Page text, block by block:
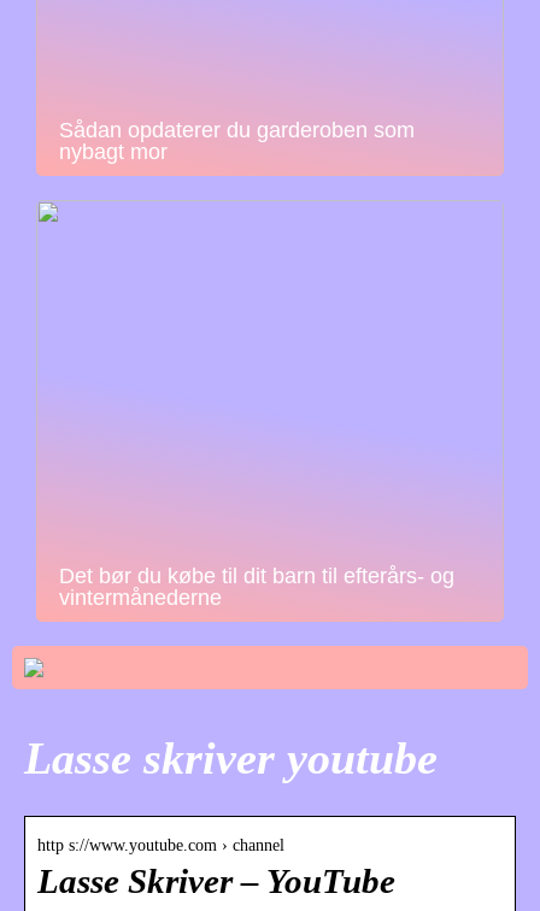
Sådan opdaterer du garderoben som
nybagt mor
Det bør du købe til dit barn til efterårs- og
vintermånederne
Lasse skriver youtube
http s://www.youtube.com › channel
Lasse Skriver – YouTube